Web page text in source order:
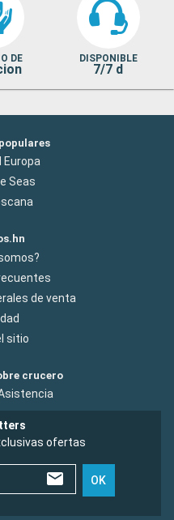
DE DISPONIBLE
7/7 d
Europa
Seas
de venta
sitio
crucero
ofertas
OK